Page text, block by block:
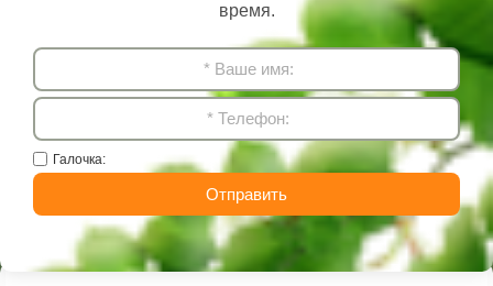
время.
Галочка:
Отправить